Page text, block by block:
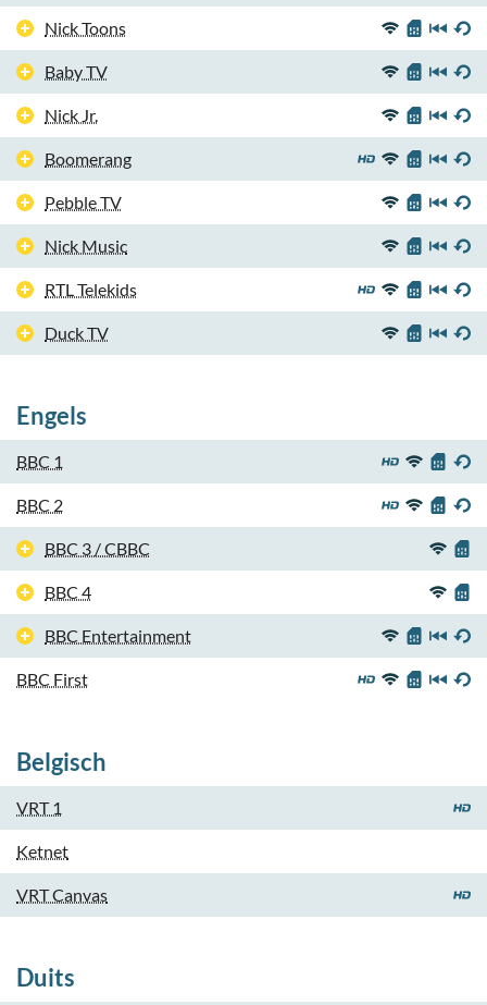
Nick Toons
Baby TV
Nick Jr.
Boomerang
Pebble TV
Nick Music
RTL Telekids
Duck TV
Engels
BBC 1
BBC 2
BBC 3 / CBBC
BBC 4
BBC Entertainment
BBC First
Belgisch
VRT 1
Ketnet
VRT Canvas
Duits